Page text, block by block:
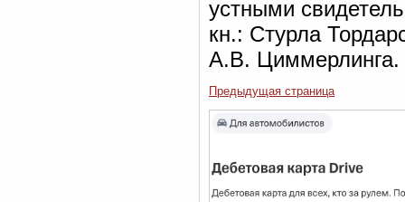
устными
кн.: Стурла
А.В.
Предыдущая страница